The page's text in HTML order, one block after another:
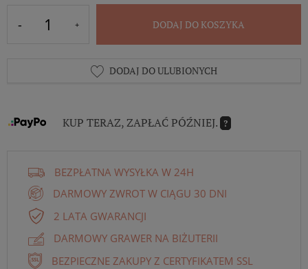
DODAJ DO KOSZYKA
DODAJ DO ULUBIONYCH
KUP TERAZ, ZAPŁAĆ PÓŹNIEJ. ?
BEZPŁATNA WYSYŁKA W 24H
DARMOWY ZWROT W CIĄGU 30 DNI
2 LATA GWARANCJI
DARMOWY GRAWER NA BIŻUTERII
BEZPIECZNE ZAKUPY Z CERTYFIKATEM SSL